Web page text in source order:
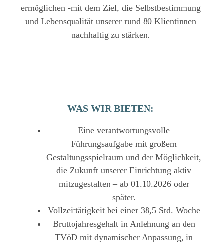
ermöglichen -mit dem Ziel, die Selbstbestimmung
und Lebensqualität unserer rund 80 Klientinnen
nachhaltig zu stärken.
WAS WIR BIETEN:
Eine verantwortungsvolle
Führungsaufgabe mit großem
Gestaltungsspielraum und der Möglichkeit,
die Zukunft unserer Einrichtung aktiv
mitzugestalten – ab 01.10.2026 oder
später.
Vollzeittätigkeit bei einer 38,5 Std. Woche
Bruttojahresgehalt in Anlehnung an den
TVöD mit dynamischer Anpassung, in